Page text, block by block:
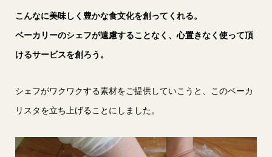
こんなに美味しく豊かな食文化を創ってくれる。
ベーカリーのシェフが遠慮することなく、心置きなく使って頂
けるサービスを創ろう。
シェフがワクワクする素材をご提供していこうと、このベーカ
リスタを立ち上げることにしました。